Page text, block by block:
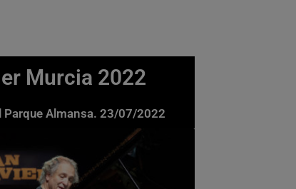
Murcia 2022
Parque Almansa. 23/07/2022